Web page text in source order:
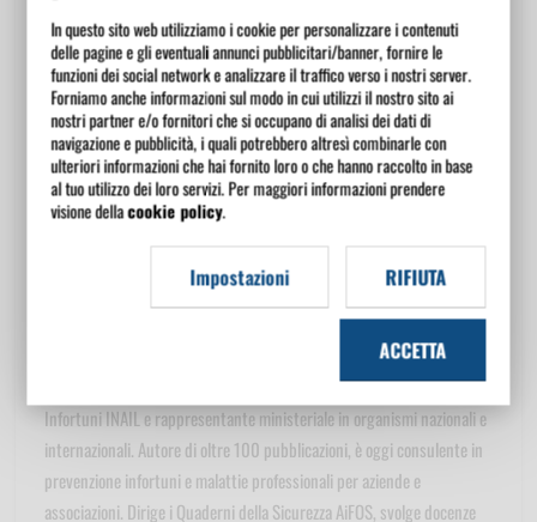
Rolando DUBINI
Avvocato, si occupa di igiene e sicurezza sul lavoro dal
1987 come consulente, formatore e relatore in convegni. È consigliere
nazionale AIAS e docente in corsi RSPP-ASPP, per Datori di Lavoro,
RLS, Dirigenti e Preposti. Ha pubblicato testi specialistici e collabora
con riviste e banche dati in materia di ambiente e sicurezza. È anche
riferimento nazionale nel settore.
Avvocato giuslavorista, già dirigente del Ministero del
Lavoro per salute e sicurezza, Presidente del Casellario Centrale
Infortuni INAIL e rappresentante ministeriale in organismi nazionali e
internazionali. Autore di oltre 100 pubblicazioni, è oggi consulente in
prevenzione infortuni e malattie professionali per aziende e
associazioni. Dirige i Quaderni della Sicurezza AiFOS, svolge docenze
In questo sito web utilizziamo i cookie per personalizzare i contenuti
delle pagine e gli eventuali annunci pubblicitari/banner, fornire le
funzioni dei social network e analizzare il traffico verso i nostri server.
Forniamo anche informazioni sul modo in cui utilizzi il nostro sito ai
nostri partner e/o fornitori che si occupano di analisi dei dati di
navigazione e pubblicità, i quali potrebbero altresì combinarle con
ulteriori informazioni che hai fornito loro o che hanno raccolto in base
al tuo utilizzo dei loro servizi. Per maggiori informazioni prendere
visione dellacookie policy.
Impostazioni RIFIUTA
ACCETTA